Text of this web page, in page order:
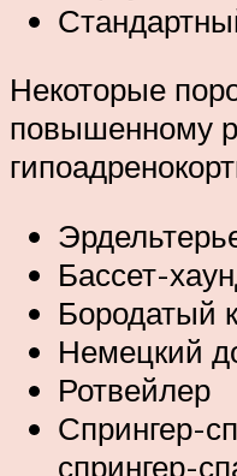
Некоторые
повышенному
Бассет-
Бородатый
Немецкий
Ротвейлер
Спрингер-
спрингер-